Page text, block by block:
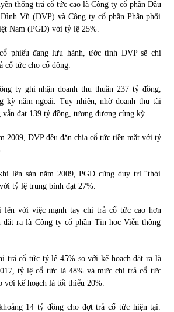
thống trả cổ tức cao là Công ty cổ phần Ðầu
Vũ (DVP) và Công ty cổ phần Phân phối
Nam (PGD) với tỷ lệ 25%.
phiếu đang lưu hành, ước tính DVP sẽ chi
cổ tức cho cổ đông.
ty ghi nhận doanh thu thuần 237 tỷ đồng,
kỳ năm ngoái. Tuy nhiên, nhờ doanh thu tài
đạt 139 tỷ đồng, tương đương cùng kỳ.
2009, DVP đều đặn chia cổ tức tiền mặt với tỷ
lên sàn năm 2009, PGD cũng duy trì “thói
tỷ lệ trung bình đạt 27%.
lên với việc mạnh tay chi trả cổ tức cao hơn
đặt ra là Công ty cổ phần Tin học Viễn thông
trả cổ tức tỷ lệ 45% so với kế hoạch đặt ra là
tỷ lệ cổ tức là 48% và mức chi trả cổ tức
với kế hoạch là tối thiểu 20%.
14 tỷ đồng cho đợt trả cổ tức hiện tại.